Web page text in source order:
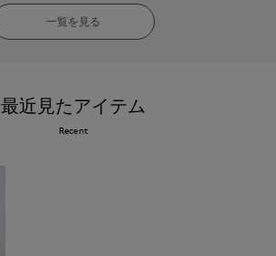
一覧を見る
最近見たアイテム
Recent